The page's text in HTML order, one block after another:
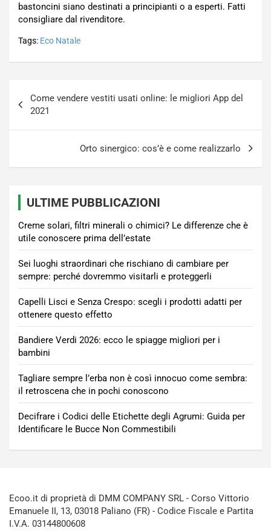
bastoncini siano destinati a principianti o a esperti. Fatti
consigliare dal rivenditore.
Tags: Eco Natale
articoli
Come vendere vestiti usati online: le migliori App del
2021
Orto sinergico: cos’è e come realizzarlo
ULTIME PUBBLICAZIONI
Creme solari, filtri minerali o chimici? Le differenze che è
utile conoscere prima dell’estate
Sei luoghi straordinari che rischiano di cambiare per
sempre: perché dovremmo visitarli e proteggerli
Capelli Lisci e Senza Crespo: scegli i prodotti adatti per
ottenere questo effetto
Bandiere Verdi 2026: ecco le spiagge migliori per i
bambini
Tagliare sempre l’erba non è così innocuo come sembra:
il retroscena che in pochi conoscono
Decifrare i Codici delle Etichette degli Agrumi: Guida per
Identificare le Bucce Non Commestibili
Ecoo.it di proprietà di DMM COMPANY SRL - Corso Vittorio
Emanuele II, 13, 03018 Paliano (FR) - Codice Fiscale e Partita
I.V.A. 03144800608